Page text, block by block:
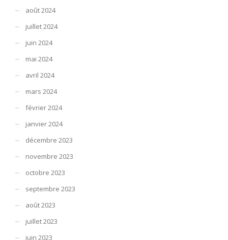
août 2024
juillet 2024
juin 2024
mai 2024
avril 2024
mars 2024
février 2024
janvier 2024
décembre 2023
novembre 2023
octobre 2023
septembre 2023
août 2023
juillet 2023
juin 2023